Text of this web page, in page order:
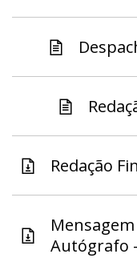
Redação
Mensagem
Autógrafo -